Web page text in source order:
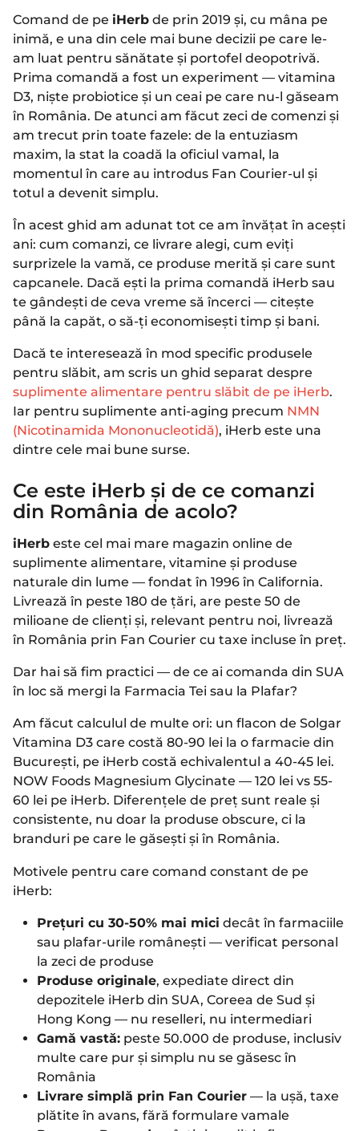
Comand de pe iHerb de prin 2019 și, cu mâna pe
inimă, e una din cele mai bune decizii pe care le-
am luat pentru sănătate și portofel deopotrivă.
Prima comandă a fost un experiment — vitamina
D3, niște probiotice și un ceai pe care nu-l găseam
în România. De atunci am făcut zeci de comenzi și
am trecut prin toate fazele: de la entuziasm
maxim, la stat la coadă la oficiul vamal, la
momentul în care au introdus Fan Courier-ul și
totul a devenit simplu.
În acest ghid am adunat tot ce am învățat în acești
ani: cum comanzi, ce livrare alegi, cum eviți
surprizele la vamă, ce produse merită și care sunt
capcanele. Dacă ești la prima comandă iHerb sau
te gândești de ceva vreme să încerci — citește
până la capăt, o să-ți economisești timp și bani.
Dacă te interesează în mod specific produsele
pentru slăbit, am scris un ghid separat despre
suplimente alimentare pentru slăbit de pe iHerb.
Iar pentru suplimente anti-aging precum NMN
(Nicotinamida Mononucleotidă), iHerb este una
dintre cele mai bune surse.
Ce este iHerb și de ce comanzi
din România de acolo?
iHerb este cel mai mare magazin online de
suplimente alimentare, vitamine și produse
naturale din lume — fondat în 1996 în California.
Livrează în peste 180 de țări, are peste 50 de
milioane de clienți și, relevant pentru noi, livrează
în România prin Fan Courier cu taxe incluse în preț.
Dar hai să fim practici — de ce ai comanda din SUA
în loc să mergi la Farmacia Tei sau la Plafar?
Am făcut calculul de multe ori: un flacon de Solgar
Vitamina D3 care costă 80-90 lei la o farmacie din
București, pe iHerb costă echivalentul a 40-45 lei.
NOW Foods Magnesium Glycinate — 120 lei vs 55-
60 lei pe iHerb. Diferențele de preț sunt reale și
consistente, nu doar la produse obscure, ci la
branduri pe care le găsești și în România.
Motivele pentru care comand constant de pe
iHerb:
Prețuri cu 30-50% mai mici decât în farmaciile
sau plafar-urile românești — verificat personal
la zeci de produse
Produse originale, expediate direct din
depozitele iHerb din SUA, Coreea de Sud și
Hong Kong — nu reselleri, nu intermediari
Gamă vastă: peste 50.000 de produse, inclusiv
multe care pur și simplu nu se găsesc în
România
Livrare simplă prin Fan Courier — la ușă, taxe
plătite în avans, fără formulare vamale